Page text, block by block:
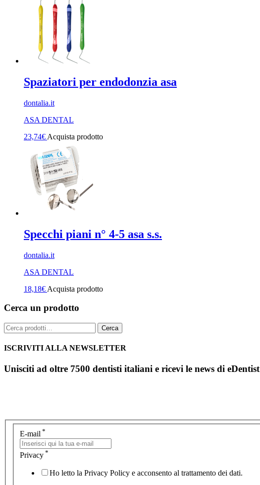
Spaziatori per endodonzia asa
dontalia.it
ASA DENTAL
23,74€ Acquista prodotto
Specchi piani n° 4-5 asa s.s.
dontalia.it
ASA DENTAL
18,18€ Acquista prodotto
Cerca un prodotto
Cerca: Cerca
ISCRIVITI ALLA NEWSLETTER
Unisciti ad oltre 7500 dentisti italiani e ricevi le news di eDentist
E-mail *
Privacy *
Ho letto la Privacy Policy e acconsento al trattamento dei dati.